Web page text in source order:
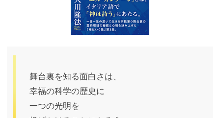
舞台裏を知る面白さは、
幸福の科学の歴史に
一つの光明を